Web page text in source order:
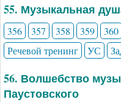
55. Музыкальная
356 357 358 359 360
Речевой тренинг
УС
56. Волшебство
Паустовского